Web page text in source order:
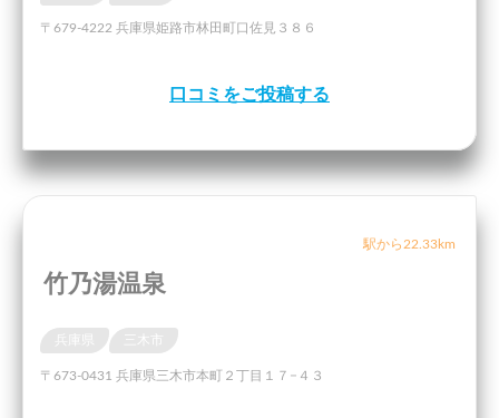
〒679-4222 兵庫県姫路市林田町口佐見３８６
口コミをご投稿する
駅から22.33km
竹乃湯温泉
〒673-0431 兵庫県三木市本町２丁目１７−４３